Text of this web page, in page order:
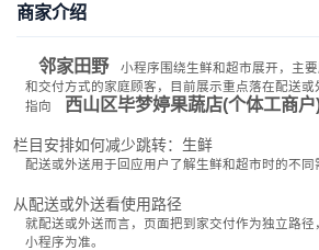
商家介绍
邻家田野
小程序围绕生鲜和超市展开，主
和交付方式的家庭顾客，目前展示重点落在配送或
指向
西山区毕梦婷果蔬店(个体工商户
栏目安排如何减少跳转：生鲜
配送或外送用于回应用户了解生鲜和超市时的不同
从配送或外送看使用路径
就配送或外送而言，页面把到家交付作为独立路
小程序为准。